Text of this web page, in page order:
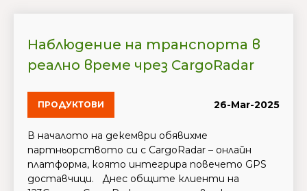
Наблюдение на транспорта в
реално време чрез CargoRadar
ПРОДУКТОВИ 26-Mar-2025
В началото на декември обявихме
партньорството си с CargoRadar – онлайн
платформа, която интегрира повечето GPS
доставчици. Днес общите клиенти на